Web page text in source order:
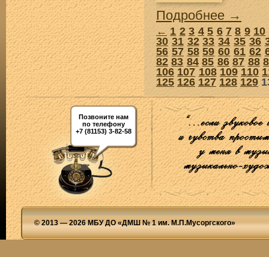
Подробнее →
← 1 2 3 4 5 6 7 8 9 10
30 31 32 33 34 35 36
56 57 58 59 60 61 62
82 83 84 85 86 87 88
106 107 108 109 110
125 126 127 128 129
Позвоните нам
по телефону
+7 (81153) 3-82-58
© 2013 — 2026 МБУ ДО «ДМШ № 1 им. М.П.Мусоргского»